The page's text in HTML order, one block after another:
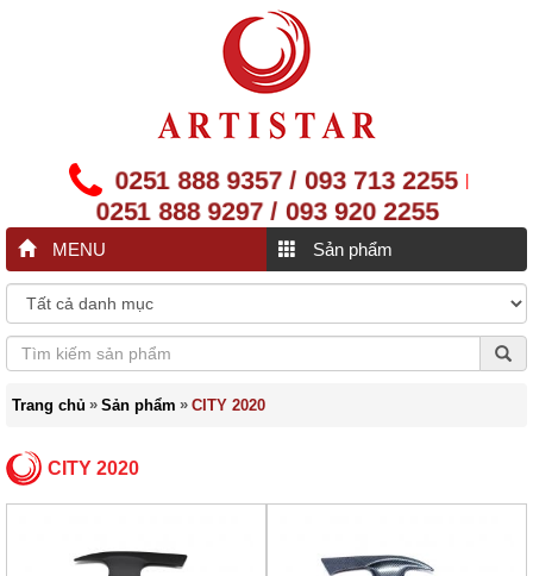
0251 888 9357 / 093 713 2255
0251 888 9297 / 093 920 2255
MENU Sản phẩm
Trang chủ » Sản phẩm » CITY 2020
CITY 2020